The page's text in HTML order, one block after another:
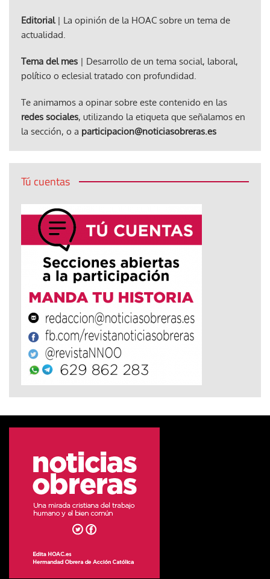
Editorial| La opinión de la HOAC sobre un tema de
actualidad.
Tema del mes | Desarrollo de un tema social, laboral,
político o eclesial tratado con profundidad.
Te animamos a opinar sobre este contenido en las
redes sociales, utilizando la etiqueta que señalamos en
la sección, o a participacion@noticiasobreras.es
Tú cuentas